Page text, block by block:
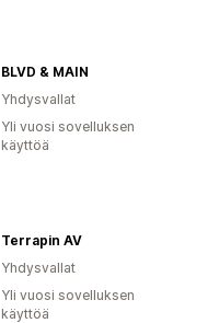
BLVD & MAIN
Yhdysvallat
Yli vuosi sovelluksen
käyttöä
Terrapin AV
Yhdysvallat
Yli vuosi sovelluksen
käyttöä